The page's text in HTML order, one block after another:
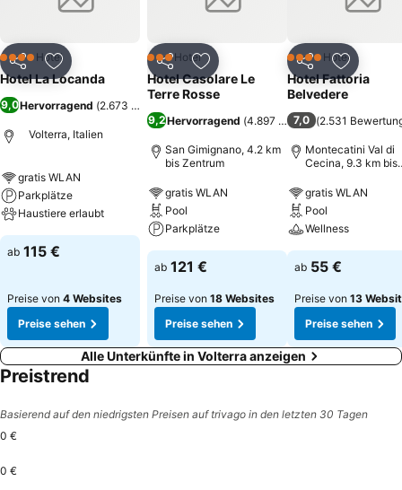
Teilen Zu Favoriten hinzufügen
4 SterneHotel
Hotel La Locanda
9,0Hervorragend (2.673 Bewertungen
Volterra, Italien
gratis WLAN
Parkplätze
Haustiere erlaubt
ab 115 €
Preise von 4 Websites
Preise sehen
Teilen Zu Favoriten hinzufügen
3 SterneHotel
Hotel Casolare Le
Terre Rosse
9,2Hervorragend (4.897 Bewertungen)
San Gimignano, 4.2 km
bis Zentrum
gratis WLAN
Pool
Parkplätze
ab 121 €
Preise von 18 Websites
Preise sehen
Teilen Zu
4 SterneHotel
Hotel Fattoria
Belvedere
7,0 (2.531
Montecatini Val di
Cecina, 9.3 km bis
gratis WLAN
Pool
Wellness
ab 55 €
Preise von 13
Preise sehen
Alle Unterkünfte in Volterra anzeigen
Preistrend
Basierend auf den niedrigsten Preisen auf trivago in den letzten 30 Tagen
0 €
0 €